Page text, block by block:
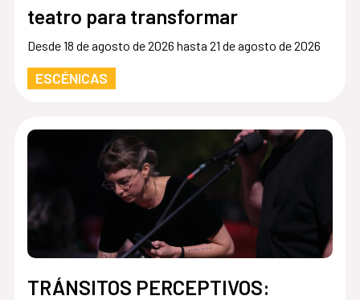
teatro para transformar
Desde 18 de agosto de 2026 hasta 21 de agosto de 2026
ESCÉNICAS
TRÁNSITOS PERCEPTIVOS: